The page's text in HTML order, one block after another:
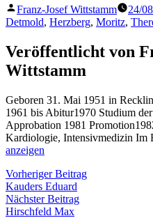
Veröffentlicht
von
Franz-Josef Wittstamm 24/
Detmold, Herzberg, Moritz,
Veröffentlicht von
Wittstamm
Geboren 31. Mai 1951 in
1961 bis Abitur1970 Studium
Approbation 1981
Kardiologie, Intensivmedizin Im
anzeigen
Beitragsnavigation
Vorheriger BeitragVorheriger
Kauders Eduard
Nächster BeitragNächster
Hirschfeld Max